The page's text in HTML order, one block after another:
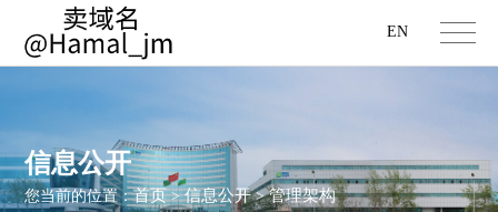
EN
信息公开
您当前的位置：首页>信息公开>管理架构